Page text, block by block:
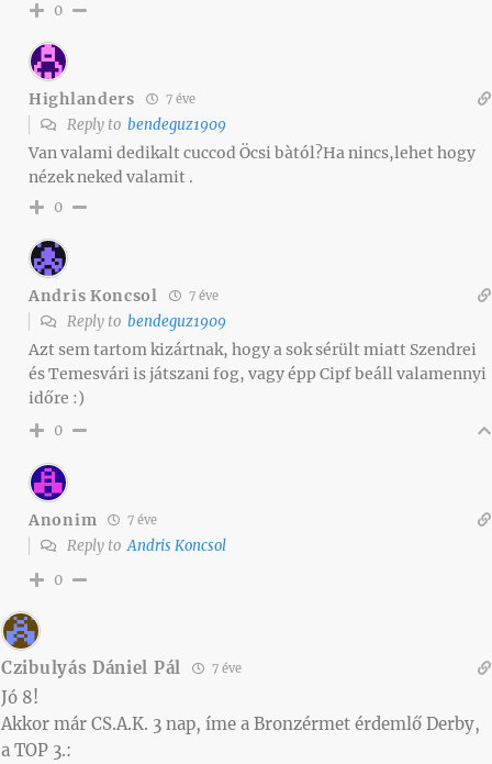
0
Highlanders 7 éve
Reply to bendeguz1909
Van valami dedikalt cuccod Öcsi bàtól?Ha nincs,lehet hogy
nézek neked valamit .
0
Andris Koncsol 7 éve
Reply to bendeguz1909
Azt sem tartom kizártnak, hogy a sok sérült miatt Szendrei
és Temesvári is játszani fog, vagy épp Cipf beáll valamennyi
időre :)
0
Anonim 7 éve
Reply toAndris Koncsol
0
Czibulyás Dániel Pál 7 éve
Jó 8!
Akkor már CS.A.K. 3 nap, íme a Bronzérmet érdemlő Derby,
a TOP 3.: